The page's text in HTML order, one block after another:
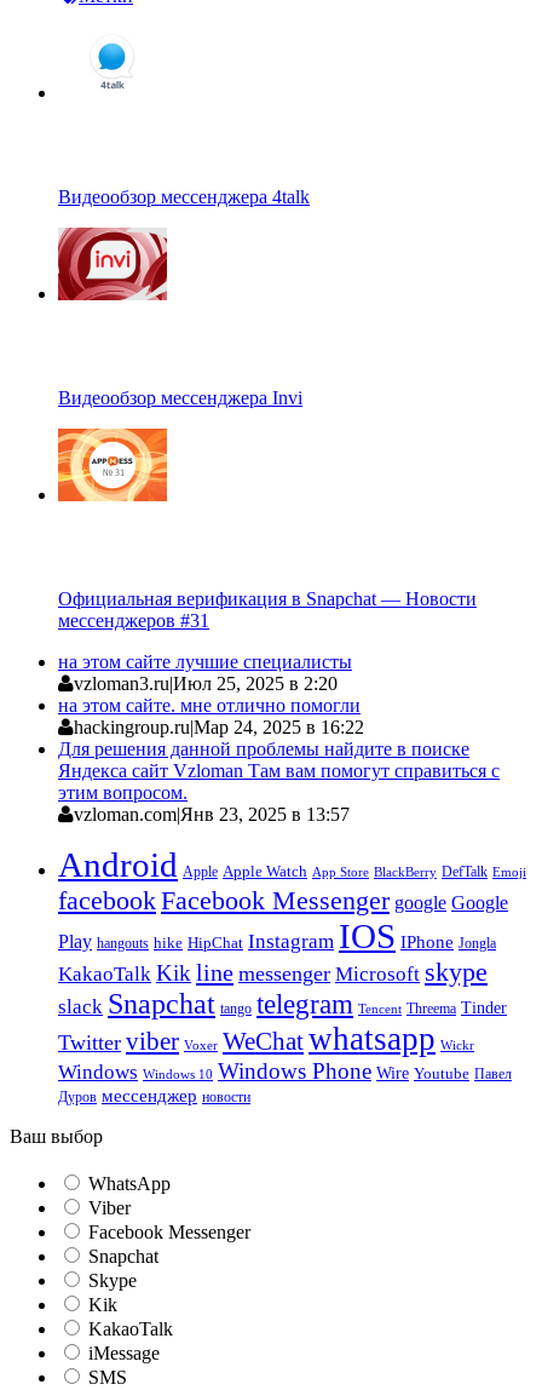
Видеообзор мессенджера 4talk
Видеообзор мессенджера Invi
Официальная верификация в Snapchat — Новости
мессенджеров #31
на этом сайте лучшие специалисты
vzloman3.ru|Июл 25, 2025 в 2:20
на этом сайте. мне отлично помогли
hackingroup.ru|Мар 24, 2025 в 16:22
Для решения данной проблемы найдите в поиске
Яндекса сайт Vzloman Там вам помогут справиться с
этим вопросом.
vzloman.com|Янв 23, 2025 в 13:57
Android Apple Apple Watch App Store BlackBerry DefTalk Emoji
facebookFacebook Messenger google Google
Play hangouts hike HipChat Instagram IOS IPhone Jongla
KakaoTalk Kikline messenger Microsoft skype
slack Snapchat tango telegram Tencent Threema Tinder
Twitter viber Voxer WeChatwhatsapp Wickr
Windows Windows 10 Windows Phone Wire Youtube Павел
Дуров мессенджер новости
Ваш выбор
WhatsApp
Viber
Facebook Messenger
Snapchat
Skype
Kik
KakaoTalk
iMessage
SMS